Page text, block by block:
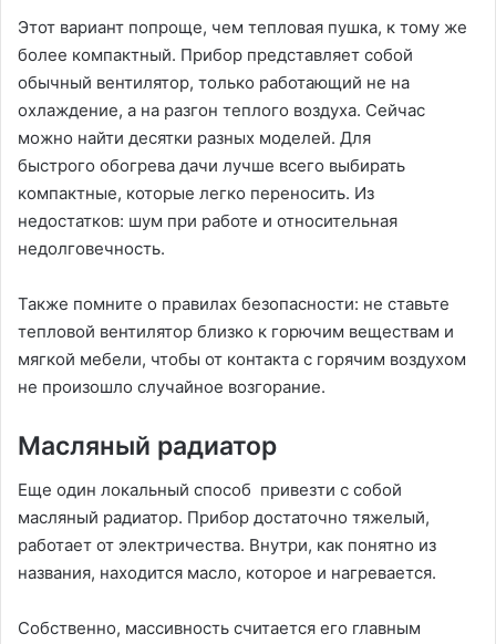
Этот вариант попроще, чем тепловая пушка, к тому же
более компактный. Прибор представляет собой
обычный вентилятор, только работающий не на
охлаждение, а на разгон теплого воздуха. Сейчас
можно найти десятки разных моделей. Для
быстрого обогрева дачи лучше всего выбирать
компактные, которые легко переносить. Из
недостатков: шум при работе и относительная
недолговечность.
Также помните о правилах безопасности: не ставьте
тепловой вентилятор близко к горючим веществам и
мягкой мебели, чтобы от контакта с горячим воздухом
не произошло случайное возгорание.
Масляный радиатор
Еще один локальный способ привезти с собой
масляный радиатор. Прибор достаточно тяжелый,
работает от электричества. Внутри, как понятно из
названия, находится масло, которое и нагревается.
Собственно, массивность считается его главным